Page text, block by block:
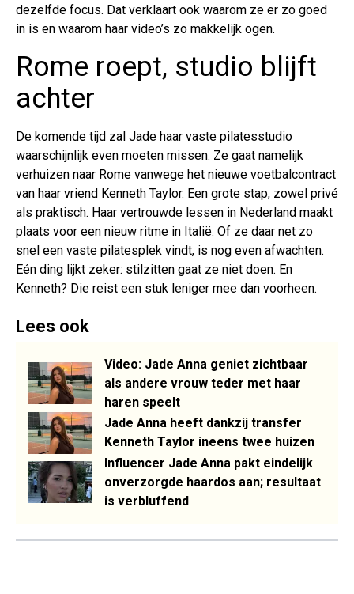
dezelfde focus. Dat verklaart ook waarom ze er zo goed
in is en waarom haar video’s zo makkelijk ogen.
Rome roept, studio blijft
achter
De komende tijd zal Jade haar vaste pilatesstudio
waarschijnlijk even moeten missen. Ze gaat namelijk
verhuizen naar Rome vanwege het nieuwe voetbalcontract
van haar vriend Kenneth Taylor. Een grote stap, zowel privé
als praktisch. Haar vertrouwde lessen in Nederland maakt
plaats voor een nieuw ritme in Italië. Of ze daar net zo
snel een vaste pilatesplek vindt, is nog even afwachten.
Eén ding lijkt zeker: stilzitten gaat ze niet doen. En
Kenneth? Die reist een stuk leniger mee dan voorheen.
Lees ook
Video: Jade Anna geniet zichtbaar
als andere vrouw teder met haar
haren speelt
Jade Anna heeft dankzij transfer
Kenneth Taylor ineens twee huizen
Influencer Jade Anna pakt eindelijk
onverzorgde haardos aan; resultaat
is verbluffend